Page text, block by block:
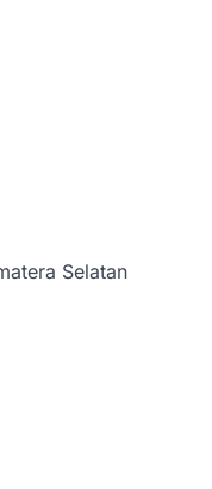
Selatan